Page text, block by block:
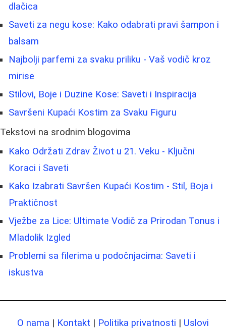
dlačica
Saveti za negu kose: Kako odabrati pravi šampon i
balsam
Najbolji parfemi za svaku priliku - Vaš vodič kroz
mirise
Stilovi, Boje i Duzine Kose: Saveti i Inspiracija
Savršeni Kupaći Kostim za Svaku Figuru
Tekstovi na srodnim blogovima
Kako Održati Zdrav Život u 21. Veku - Ključni
Koraci i Saveti
Kako Izabrati Savršen Kupaći Kostim - Stil, Boja i
Praktičnost
Vježbe za Lice: Ultimate Vodič za Prirodan Tonus i
Mladolik Izgled
Problemi sa filerima u podočnjacima: Saveti i
iskustva
O nama | Kontakt | Politika privatnosti | Uslovi